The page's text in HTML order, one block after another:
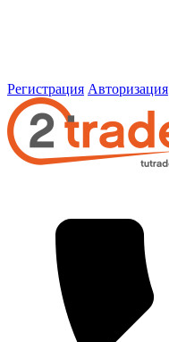
Регистрация Авторизация